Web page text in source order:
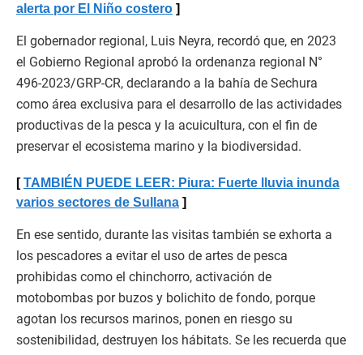
alerta por El Niño costero
El gobernador regional, Luis Neyra, recordó que, en 2023
el Gobierno Regional aprobó la ordenanza regional N°
496-2023/GRP-CR, declarando a la bahía de Sechura
como área exclusiva para el desarrollo de las actividades
productivas de la pesca y la acuicultura, con el fin de
preservar el ecosistema marino y la biodiversidad.
TAMBIÉN PUEDE LEER: Piura: Fuerte lluvia inunda
varios sectores de Sullana
En ese sentido, durante las visitas también se exhorta a
los pescadores a evitar el uso de artes de pesca
prohibidas como el chinchorro, activación de
motobombas por buzos y bolichito de fondo, porque
agotan los recursos marinos, ponen en riesgo su
sostenibilidad, destruyen los hábitats. Se les recuerda que